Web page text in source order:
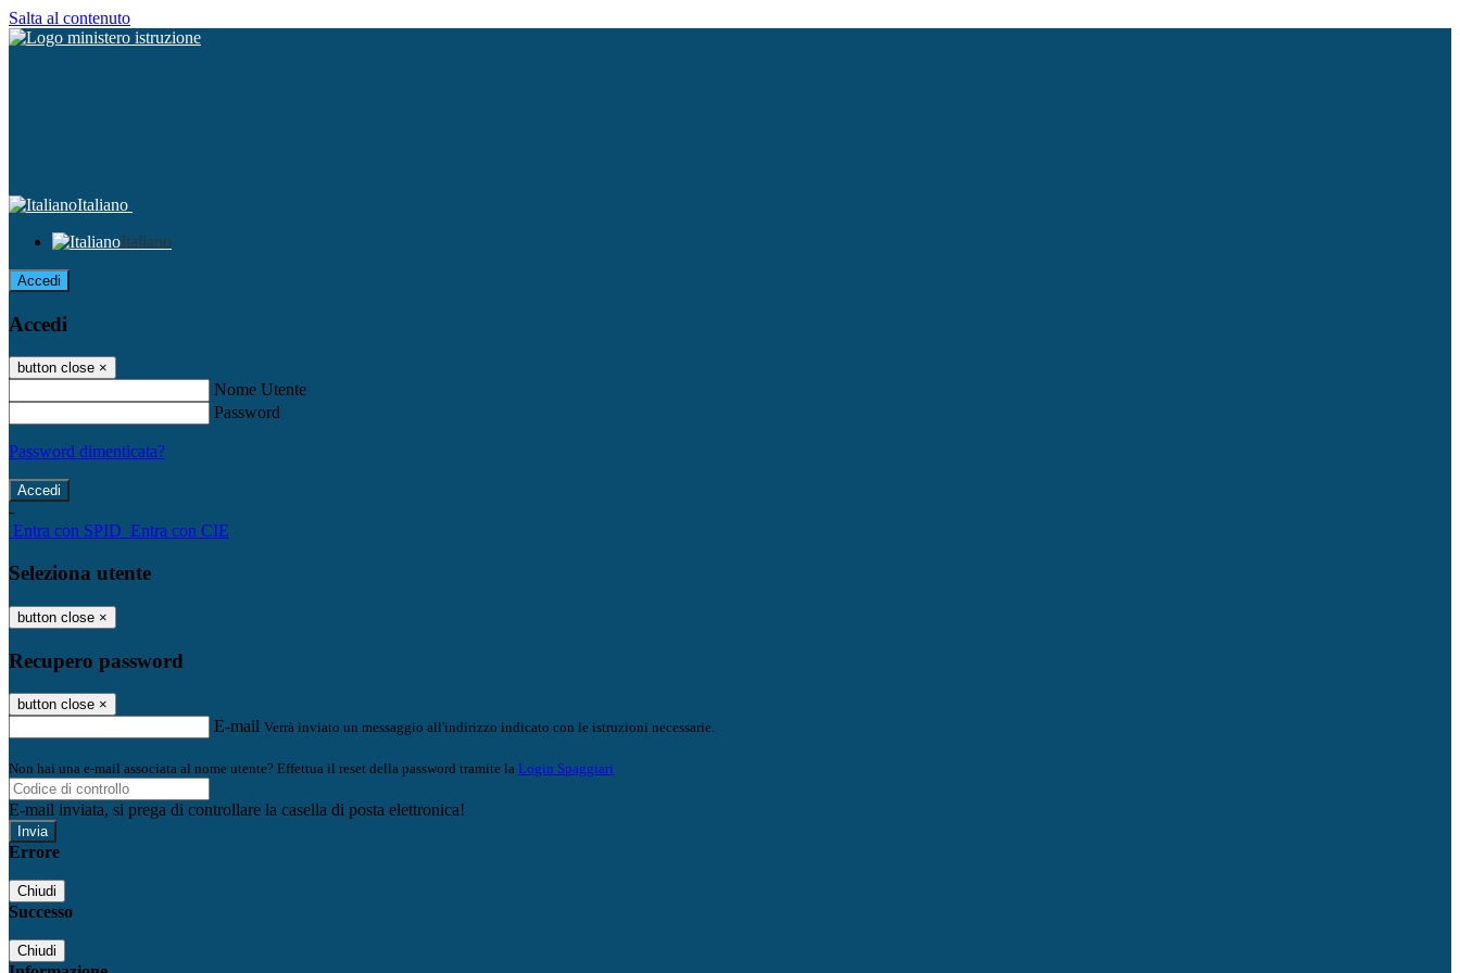
Salta al contenuto
Italiano
Italiano
Accedi
Accedi
button close ×
Nome Utente
Password
Password dimenticata?
-
Entra con SPID Entra con CIE
Seleziona utente
button close ×
Recupero password
button close ×
E-mail Verrà inviato un messaggio all'indirizzo indicato con le istruzioni necessarie.
Non hai una e-mail associata al nome utente? Effettua il reset della password tramite la Login Spaggiari
E-mail inviata, si prega di controllare la casella di posta elettronica!
Errore
Chiudi
Successo
Chiudi